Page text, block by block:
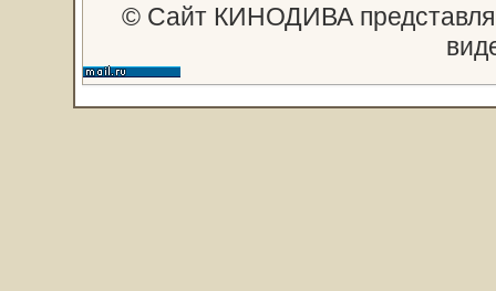
© Сайт КИНОДИВА